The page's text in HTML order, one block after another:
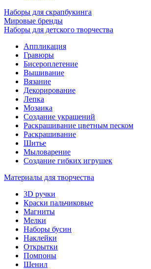
Наборы для скрапбукинга
Мировые бренды
Наборы для детского творчества
Аппликация
Гравюры
Бисероплетение
Вышивание
Вязание
Декорирование
Лепка
Мозаика
Создание украшений
Раскрашивание цветным песком
Раскрашивание
Шитье
Мыловарение
Создание гибких игрушек
Материалы для творчества
3D ручки
Краски пальчиковые
Магниты
Мелки
Наборы бусин
Наклейки
Открытки
Помпоны
Шенил